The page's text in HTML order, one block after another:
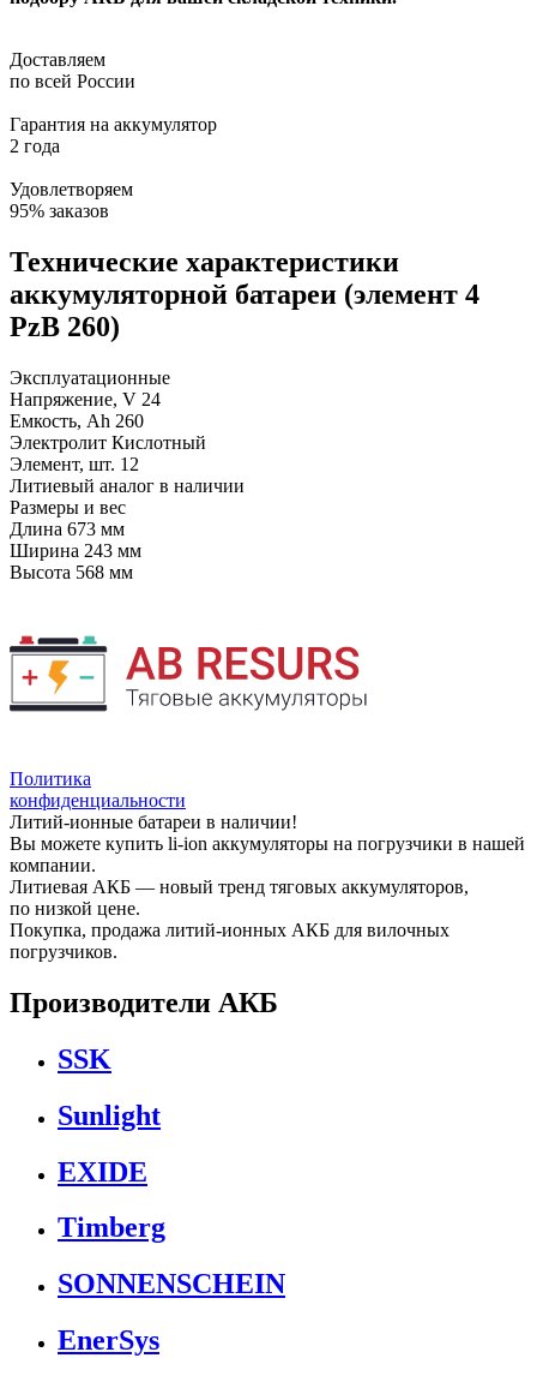
Доставляем
по всей России
Гарантия на аккумулятор
2 года
Удовлетворяем
95% заказов
Технические характеристики
аккумуляторной батареи (элемент 4
PzB 260)
Эксплуатационные
Напряжение, V 24
Емкость, Ah 260
Электролит Кислотный
Элемент, шт. 12
Литиевый аналог в наличии
Размеры и вес
Длина 673 мм
Ширина 243 мм
Высота 568 мм
Политика
конфиденциальности
Литий-ионные батареи в наличии!
Вы можете купить li-ion аккумуляторы на погрузчики в нашей
компании.
Литиевая АКБ — новый тренд тяговых аккумуляторов,
по низкой цене.
Покупка, продажа литий-ионных АКБ для вилочных
погрузчиков.
Производители АКБ
SSK
Sunlight
EXIDE
Timberg
SONNENSCHEIN
EnerSys